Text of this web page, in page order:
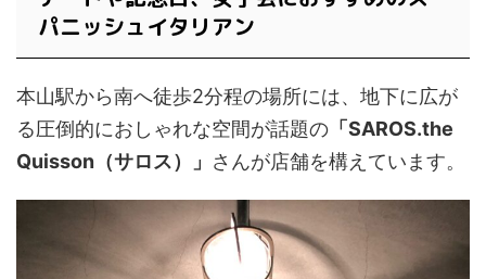
パニッシュイタリアン
本山駅から南へ徒歩2分程の場所には、地下に広が
る圧倒的におしゃれな空間が話題の 「SAROS.the
Quisson（サロス）」 さんが店舗を構えています。